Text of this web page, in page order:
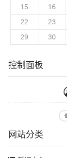
15
16
22
23
29
30
控制面板
网站分类